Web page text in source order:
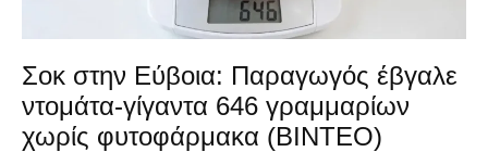
Σοκ στην Εύβοια: Παραγωγός έβγαλε
ντομάτα-γίγαντα 646 γραμμαρίων
χωρίς φυτοφάρμακα (ΒΙΝΤΕΟ)